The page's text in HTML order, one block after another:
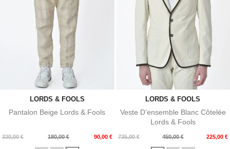
LORDS & FOOLS
Pantalon Beige Lords & Fools
330,00 €
Prix
180,00 € 90,00 €
Prix
LORDS & FOOLS
Veste D’ensemble Blanc Côtelée
Lords & Fools
735,00 €
Prix
450,00 € 225,00 €
Prix